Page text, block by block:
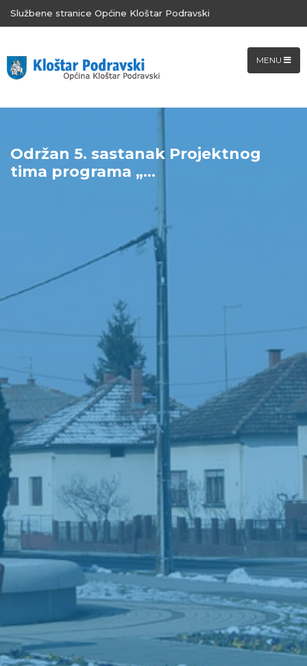
Službene stranice Općine Kloštar Podravski
MENU
Održan 5. sastanak Projektnog
tima programa „...